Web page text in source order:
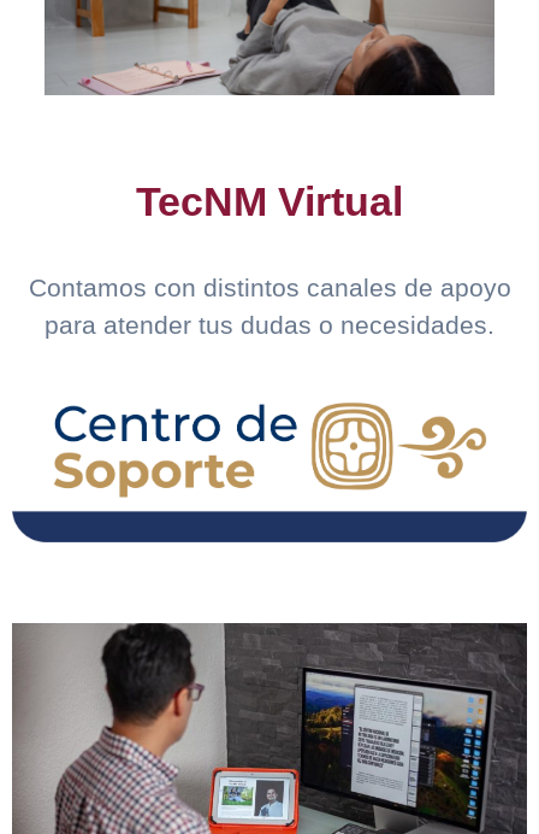
TecNM Virtual
Contamos con distintos canales de apoyo
para atender tus dudas o necesidades.